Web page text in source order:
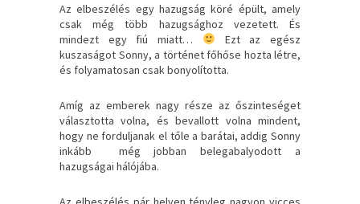
Az elbeszélés egy hazugság köré épült, amely
csak még több hazugsághoz vezetett. És
mindezt egy fiú miatt…
Ezt az egész
kuszaságot Sonny, a történet főhőse hozta létre,
és folyamatosan csak bonyolította.
Amíg az emberek nagy része az őszinteséget
választotta volna, és bevallott volna mindent,
hogy ne forduljanak el tőle a barátai, addig Sonny
inkább még jobban belegabalyodott a
hazugságai hálójába.